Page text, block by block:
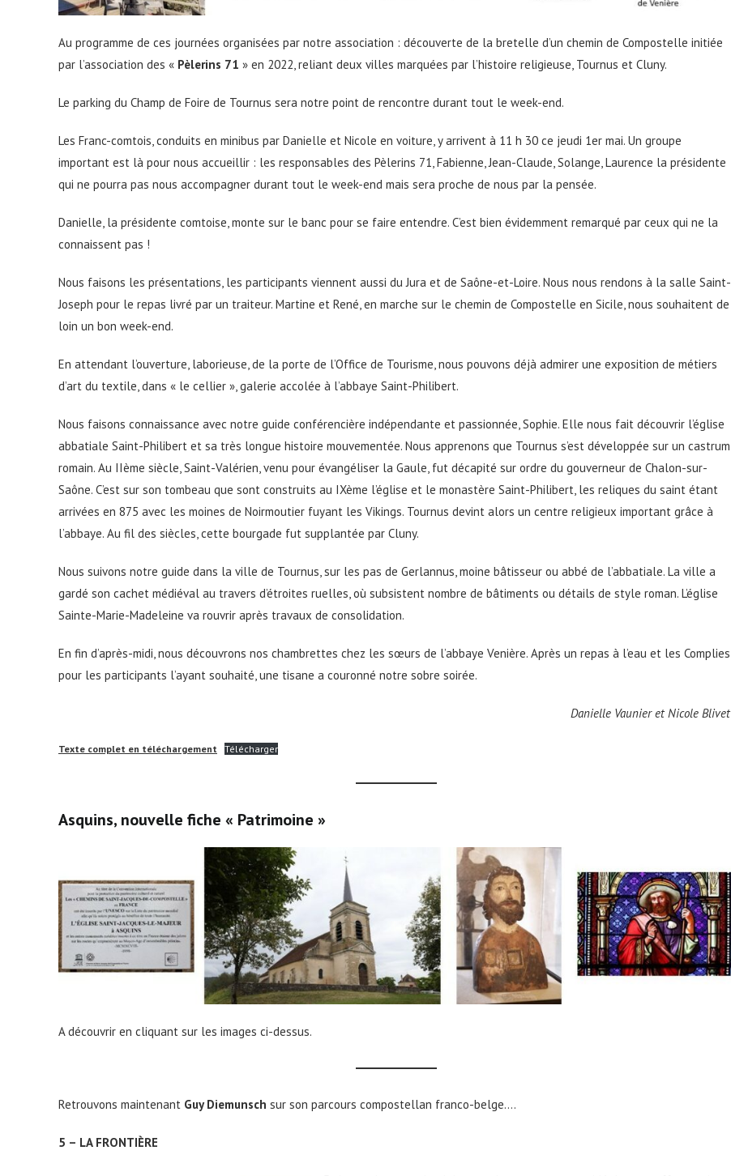
Au programme de ces journées organisées par notre association : découverte de la bretelle d’un chemin de Compostelle initiée
par l’association des « Pèlerins 71 » en 2022, reliant deux villes marquées par l’histoire religieuse, Tournus et Cluny.
Le parking du Champ de Foire de Tournus sera notre point de rencontre durant tout le week-end.
Les Franc-comtois, conduits en minibus par Danielle et Nicole en voiture, y arrivent à 11 h 30 ce jeudi 1er mai. Un groupe
important est là pour nous accueillir : les responsables des Pèlerins 71, Fabienne, Jean-Claude, Solange, Laurence la présidente
qui ne pourra pas nous accompagner durant tout le week-end mais sera proche de nous par la pensée.
Danielle, la présidente comtoise, monte sur le banc pour se faire entendre. C’est bien évidemment remarqué par ceux qui ne la
connaissent pas !
Nous faisons les présentations, les participants viennent aussi du Jura et de Saône-et-Loire. Nous nous rendons à la salle Saint-
Joseph pour le repas livré par un traiteur. Martine et René, en marche sur le chemin de Compostelle en Sicile, nous souhaitent de
loin un bon week-end.
En attendant l’ouverture, laborieuse, de la porte de l’Office de Tourisme, nous pouvons déjà admirer une exposition de métiers
d’art du textile, dans « le cellier », galerie accolée à l’abbaye Saint-Philibert.
Nous faisons connaissance avec notre guide conférencière indépendante et passionnée, Sophie. Elle nous fait découvrir l’église
abbatiale Saint-Philibert et sa très longue histoire mouvementée. Nous apprenons que Tournus s’est développée sur un castrum
romain. Au IIème siècle, Saint-Valérien, venu pour évangéliser la Gaule, fut décapité sur ordre du gouverneur de Chalon-sur-
Saône. C’est sur son tombeau que sont construits au IXème l’église et le monastère Saint-Philibert, les reliques du saint étant
arrivées en 875 avec les moines de Noirmoutier fuyant les Vikings. Tournus devint alors un centre religieux important grâce à
l’abbaye. Au fil des siècles, cette bourgade fut supplantée par Cluny.
Nous suivons notre guide dans la ville de Tournus, sur les pas de Gerlannus, moine bâtisseur ou abbé de l’abbatiale. La ville a
gardé son cachet médiéval au travers d’étroites ruelles, où subsistent nombre de bâtiments ou détails de style roman. L’église
Sainte-Marie-Madeleine va rouvrir après travaux de consolidation.
En fin d’après-midi, nous découvrons nos chambrettes chez les sœurs de l’abbaye Venière. Après un repas à l’eau et les Complies
pour les participants l’ayant souhaité, une tisane a couronné notre sobre soirée.
Danielle Vaunier et Nicole Blivet
Texte complet en téléchargement Télécharger
Asquins, nouvelle fiche « Patrimoine »
A découvrir en cliquant sur les images ci-dessus.
Retrouvons maintenant Guy Diemunsch sur son parcours compostellan franco-belge….
5 – LA FRONTIÈRE